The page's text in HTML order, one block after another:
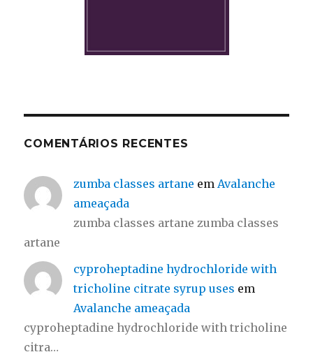
COMENTÁRIOS RECENTES
zumba classes artane em Avalanche
ameaçada
zumba classes artane zumba classes
artane
cyproheptadine hydrochloride with
tricholine citrate syrup uses em
Avalanche ameaçada
cyproheptadine hydrochloride with tricholine
citra…